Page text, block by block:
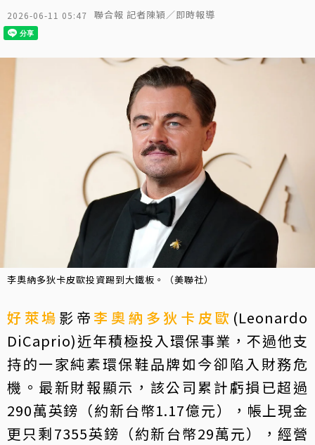
2026-06-11 05:47 聯合報 記者陳穎／即時報導
李奧納多狄卡皮歐投資踢到大鐵板。（美聯社）
好萊塢 影帝 李奧納多狄卡皮歐 (Leonardo
DiCaprio)近年積極投入環保事業，不過他支
持的一家純素環保鞋品牌如今卻陷入財務危
機。最新財報顯示，該公司累計虧損已超過
290萬英鎊（約新台幣1.17億元），帳上現金
更只剩7355英鎊（約新台幣29萬元），經營